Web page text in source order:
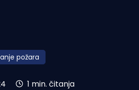
požara
1 min. čitanja